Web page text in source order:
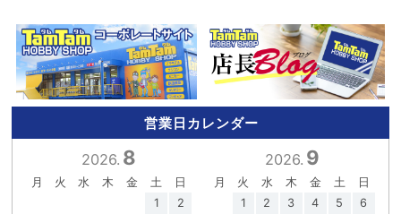
営業日カレンダー
2026. 8
月 火 水 木 金 土
日
1
2
2026. 9
月 火 水 木 金 土
日
1
2 3 4 5
6